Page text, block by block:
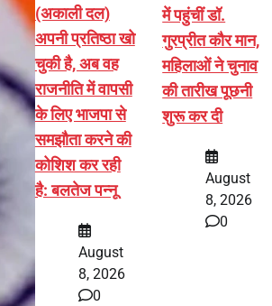
(अकाली दल)
अपनी प्रतिष्ठा खो
चुकी है, अब वह
राजनीति में वापसी
के लिए भाजपा से
समझौता करने की
कोशिश कर रही
है: बलतेज पन्नू
August
8, 2026
0
में पहुंचीं डॉ.
गुरप्रीत कौर मान,
महिलाओं ने चुनाव
की तारीख पूछनी
शुरू कर दी
August
8, 2026
0